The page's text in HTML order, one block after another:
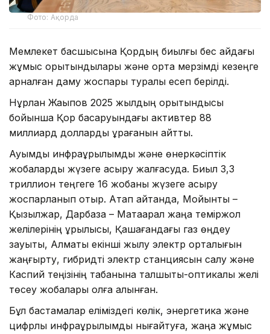
Фото: Ақорда
Мемлекет басшысына Қордың биылғы бес айдағы
жұмыс қорытындылары және орта мерзімді кезеңге
арналған даму жоспары туралы есеп берілді.
Нұрлан Жақыпов 2025 жылдың қорытындысы
бойынша Қор басқаруындағы активтер 88
миллиард долларды құрағанын айтты.
Ауқымды инфрақұрылымдық және өнеркәсіптік
жобаларды жүзеге асыру жалғасуда. Биыл 3,3
триллион теңгеге 16 жобаны жүзеге асыру
жоспарланып отыр. Атап айтқанда, Мойынты –
Қызылжар, Дарбаза – Мақтаарал жаңа теміржол
желілерінің құрылысы, Қашағандағы газ өңдеу
зауыты, Алматы екінші жылу электр орталығын
жаңғырту, гибридті электр станциясын салу және
Каспий теңізінің табанына талшықты-оптикалық желі
төсеу жобалары қолға алынған.
Бұл бастамалар еліміздегі көлік, энергетика және
цифрлық инфрақұрылымды нығайтуға, жаңа жұмыс